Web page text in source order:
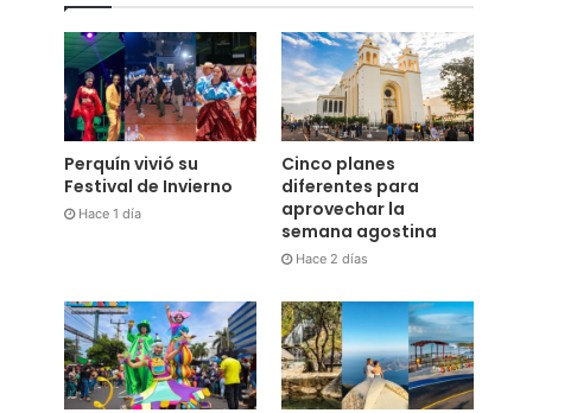
Perquín vivió su
Festival de Invierno
Hace 1 día
Cinco planes
diferentes para
aprovechar la
semana agostina
Hace 2 días